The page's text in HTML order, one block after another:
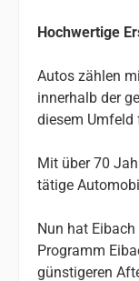
Hochwertige
Autos zählen
innerhalb der
diesem Umfeld
Mit über 70
tätige
Nun hat
Programm
günstigeren